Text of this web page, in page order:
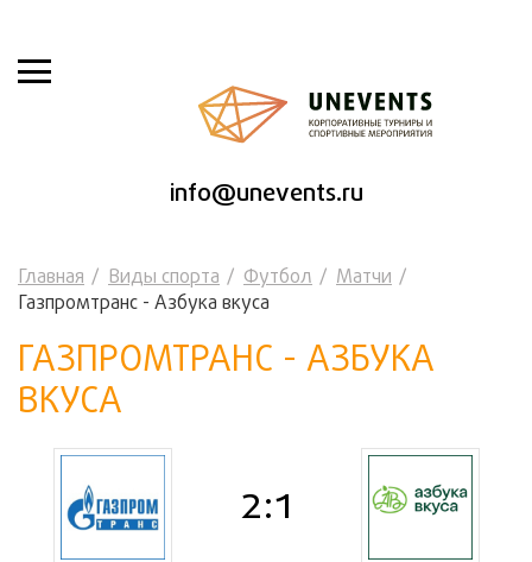
info@unevents.ru
Главная Виды спорта Футбол
Матчи
Газпромтранс - Азбука вкуса
ГАЗПРОМТРАНС - АЗБУКА
ВКУСА
2:1